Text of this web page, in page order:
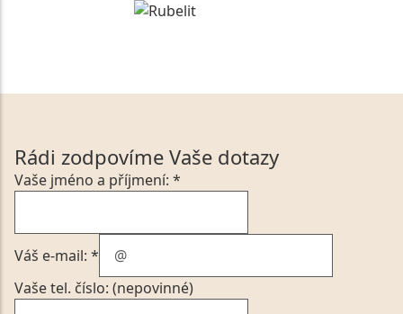
Rádi zodpovíme Vaše dotazy
Vaše jméno a příjmení: *
Váš e-mail: *
Vaše tel. číslo: (nepovinné)